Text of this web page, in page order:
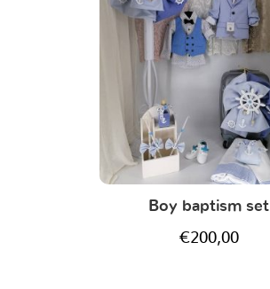
Boy baptism set
€200,00